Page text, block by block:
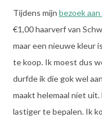
Tijdens mijn bezoek
€1,00 haarverf van
maar een nieuwe kleur
te koop. Ik moest dus
durfde ik die gok wel
maakt helemaal niet
lastiger te bepalen. Ik